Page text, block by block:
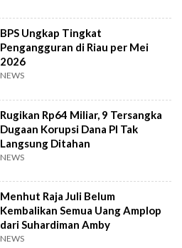
BPS Ungkap Tingkat
Pengangguran di Riau per Mei
2026
NEWS
Rugikan Rp64 Miliar, 9 Tersangka
Dugaan Korupsi Dana PI Tak
Langsung Ditahan
NEWS
Menhut Raja Juli Belum
Kembalikan Semua Uang Amplop
dari Suhardiman Amby
NEWS